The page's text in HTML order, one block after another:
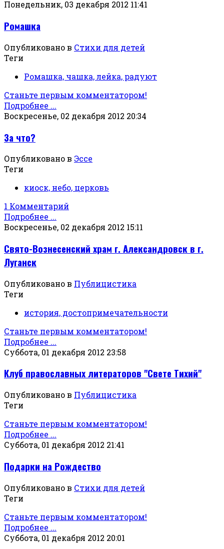
Понедельник, 03 декабря 2012 11:41
Ромашка
Опубликовано в Стихи для детей
Теги
Ромашка, чашка, лейка, радуют
Станьте первым комментатором!
Подробнее ...
Воскресенье, 02 декабря 2012 20:34
За что?
Опубликовано в Эссе
Теги
киоск, небо, церковь
1 Комментарий
Подробнее ...
Воскресенье, 02 декабря 2012 15:11
Свято-Вознесенский храм г. Александровск в г.
Луганск
Опубликовано в Публицистика
Теги
история, достопримечательности
Станьте первым комментатором!
Подробнее ...
Суббота, 01 декабря 2012 23:58
Клуб православных литераторов "Свете Тихий"
Опубликовано в Публицистика
Теги
Станьте первым комментатором!
Подробнее ...
Суббота, 01 декабря 2012 21:41
Подарки на Рождество
Опубликовано в Стихи для детей
Теги
Станьте первым комментатором!
Подробнее ...
Суббота, 01 декабря 2012 20:01